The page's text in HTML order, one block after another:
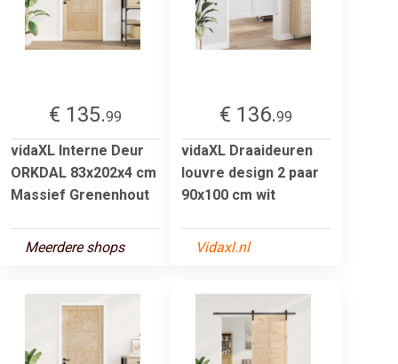
€ 135.99
vidaXL Interne Deur
ORKDAL 83x202x4 cm
Massief Grenenhout
Meerdere shops
€ 136.99
vidaXL Draaideuren
louvre design 2 paar
90x100 cm wit
Vidaxl.nl